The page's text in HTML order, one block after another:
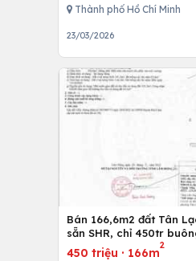
Thành phố Hồ Chí Minh
23/03/2026
Bán 166,6m2 đất Tân
sẵn SHR, chỉ 450tr
Lh:0983762203
450 triệu · 166m
2